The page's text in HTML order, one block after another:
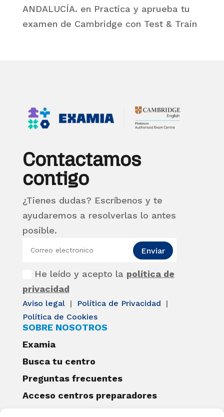
ANDALUCÍA. en Practica y aprueba tu
examen de Cambridge con Test & Train
Contactamos
contigo
¿Tienes dudas? Escríbenos y te
ayudaremos a resolverlas lo antes
posible.
He leído y acepto la política de
privacidad
Enviar
Aviso legal | Política de Privacidad
|
Política de Cookies
SOBRE NOSOTROS
Examia
Busca tu centro
Preguntas frecuentes
Acceso centros preparadores